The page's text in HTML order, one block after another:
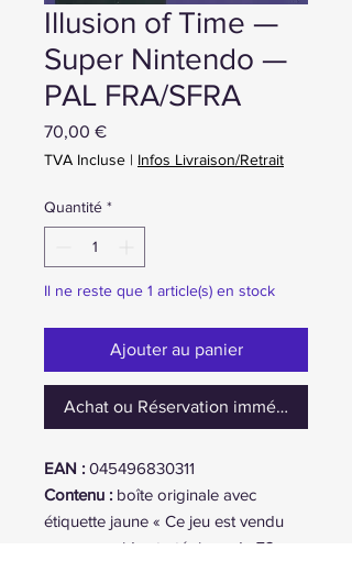
Illusion of Time —
Super Nintendo —
PAL FRA/SFRA
70,00 €Prix
TVA Incluse | Infos Livraison/Retrait
Quantité *
Il ne reste que 1 article(s) en stock
Ajouter au panier
Achat ou Réservation immédiate
EAN : 045496830311
Contenu : boîte originale avec
étiquette jaune « Ce jeu est vendu
avec un guide stratégique de 72